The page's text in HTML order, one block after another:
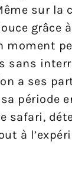
sur la
grâce à
moment
sans
a ses
période
safari,
à